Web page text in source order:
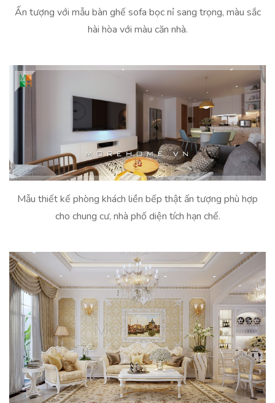
Ấn tượng với mẫu bàn ghế sofa bọc nỉ sang trọng, màu sắc
hài hòa với màu căn nhà.
Mẫu thiết kế phòng khách liền bếp thật ấn tượng phù hợp
cho chung cư, nhà phố diện tích hạn chế.